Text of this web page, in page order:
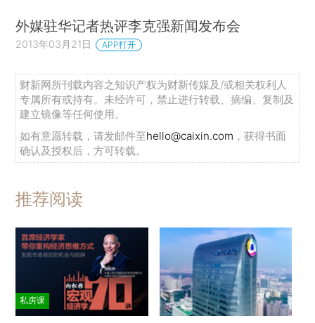
外媒驻华记者热评李克强新闻发布会
2013年03月21日 APP打开
财新网所刊载内容之知识产权为财新传媒及/或相关权利人
专属所有或持有。未经许可，禁止进行转载、摘编、复制及
建立镜像等任何使用。
如有意愿转载，请发邮件至hello@caixin.com ，获得书面
确认及授权后，方可转载。
推荐阅读
私房课